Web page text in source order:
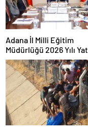
Adana İl Milli Eğitim
Müdürlüğü 2026 Yılı
Programı